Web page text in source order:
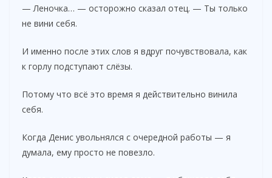
— Леночка… — осторожно сказал отец. — Ты только
не вини себя.
И именно после этих слов я вдруг почувствовала, как
к горлу подступают слёзы.
Потому что всё это время я действительно винила
себя.
Когда Денис увольнялся с очередной работы — я
думала, ему просто не повезло.